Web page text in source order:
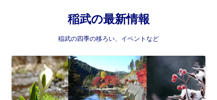
稲武の最新情報
稲武の四季の移ろい、イベントなど